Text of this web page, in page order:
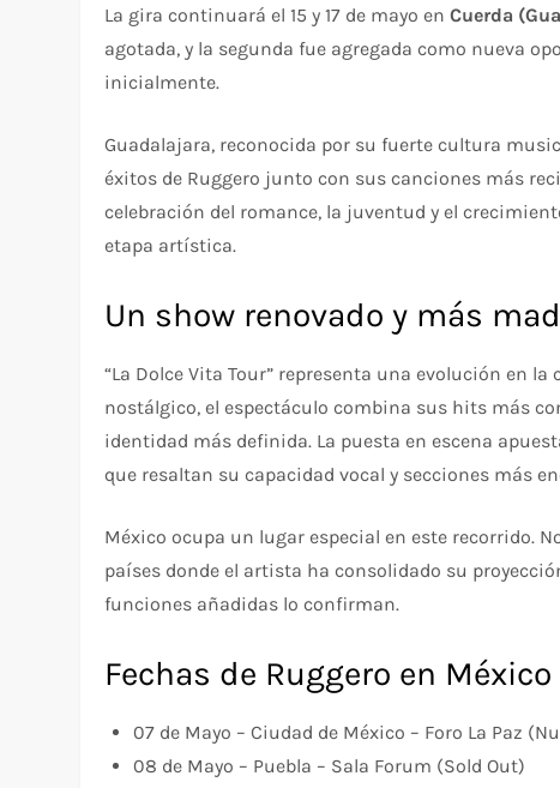
La gira continuará el 15 y 17 de mayo enCuerda
agotada, y la segunda fue agregada como nueva
inicialmente.
Guadalajara, reconocida por su fuerte cultura
éxitos de Ruggero junto con sus canciones más
celebración del romance, la juventud y el
etapa artística.
Un show renovado y más
“La Dolce Vita Tour” representa una evolución en
nostálgico, el espectáculo combina sus hits más
identidad más definida. La puesta en escena
que resaltan su capacidad vocal y secciones más
México ocupa un lugar especial en este recorrido.
países donde el artista ha consolidado su
funciones añadidas lo confirman.
Fechas de Ruggero en
07 de Mayo – Ciudad de México – Foro La Paz
08 de Mayo – Puebla – Sala Forum (Sold Out)